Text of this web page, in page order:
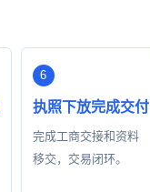
执照下放完成交付
完成工商交接和资料
移交，交易闭环。